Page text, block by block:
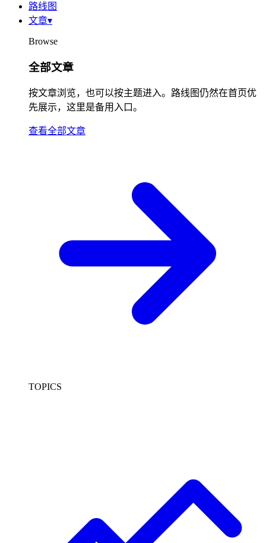
路线图
文章▾
Browse
全部文章
按文章浏览，也可以按主题进入。路线图仍然在首页优
先展示，这里是备用入口。
查看全部文章
TOPICS